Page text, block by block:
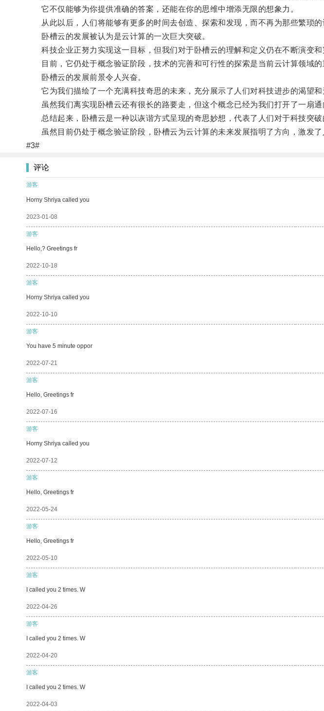
它不仅能够为你提供准确的答案，还能在你的思维中增添无限的想象力。
从此以后，人们将能够有更多的时间去创造、探索和发现，而不再为那些繁琐的
卧槽云的发展被认为是云计算的一次巨大突破。
科技企业正努力实现这一目标，但我们对于卧槽云的理解和定义仍在不断演变和
目前，它仍处于概念验证阶段，技术的完善和可行性的探索是当前云计算领域的
卧槽云的发展前景令人兴奋。
它为我们描绘了一个充满科技奇思的未来，充分展示了人们对科技进步的渴望和
虽然我们离实现卧槽云还有很长的路要走，但这个概念已经为我们打开了一扇通
总结起来，卧槽云是一种以诙谐方式呈现的奇思妙想，代表了人们对于科技突破
虽然目前仍处于概念验证阶段，卧槽云为云计算的未来发展指明了方向，激发了
#3#
评论
游客
Horny Shriya called you
2023-01-08
游客
Hello,? Greetings fr
2022-10-18
游客
Horny Shriya called you
2022-10-10
游客
You have 5 minute oppor
2022-07-21
游客
Hello, Greetings fr
2022-07-16
游客
Horny Shriya called you
2022-07-12
游客
Hello, Greetings fr
2022-05-24
游客
Hello, Greetings fr
2022-05-10
游客
I called you 2 times. W
2022-04-26
游客
I called you 2 times. W
2022-04-20
游客
I called you 2 times. W
2022-04-03